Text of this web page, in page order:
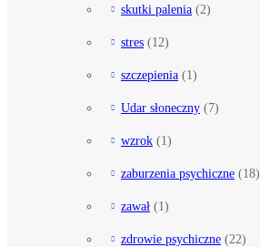
skutki palenia (2)
stres (12)
szczepienia (1)
Udar słoneczny (7)
wzrok (1)
zaburzenia psychiczne (18)
zawał (1)
zdrowie psychiczne (22)